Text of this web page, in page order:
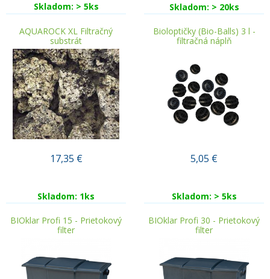
Skladom: > 5ks Skladom: > 20ks
AQUAROCK XL Filtračný
substrát
17,35 €
Skladom: 1ks
Bioloptičky (Bio-Balls) 3 l -
filtračná náplň
5,05 €
Skladom: > 5ks
BIOklar Profi 15 - Prietokový
filter
BIOklar Profi 30 - Prietokový
filter